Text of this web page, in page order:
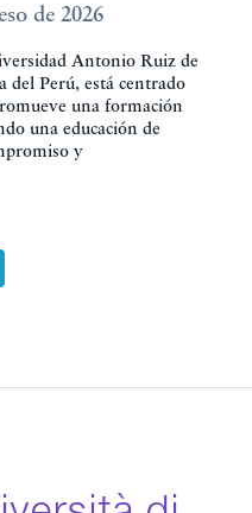
de 2026
Antonio Ruiz de
del Perú, está centrado
una formación
una educación de
y